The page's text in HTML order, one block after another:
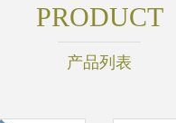
PRODUCT
产品列表